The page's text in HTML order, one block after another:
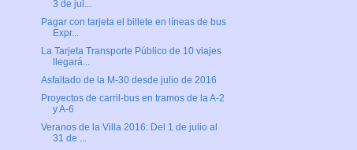
3 de jul...
Pagar con tarjeta el billete en líneas de bus
Expr...
La Tarjeta Transporte Público de 10 viajes
llegará...
Asfaltado de la M-30 desde julio de 2016
Proyectos de carril-bus en tramos de la A-2
y A-6
Veranos de la Villa 2016: Del 1 de julio al
31 de ...